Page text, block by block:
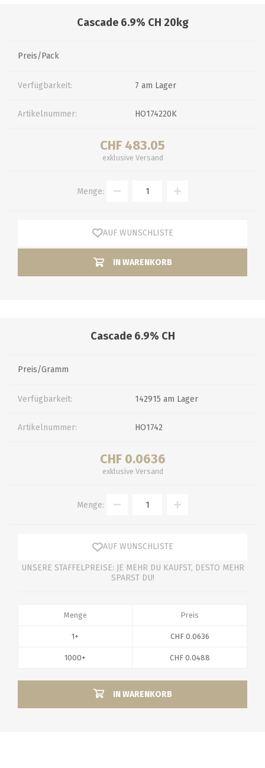
Cascade 6.9% CH 20kg
Preis/Pack
Verfügbarkeit: 7 am Lager
Artikelnummer: HO174220K
CHF 483.05
exklusive Versand
Menge:
AUF WUNSCHLISTE
IN WARENKORB
Cascade 6.9% CH
Preis/Gramm
Verfügbarkeit: 142915 am Lager
Artikelnummer: HO1742
CHF 0.0636
exklusive Versand
Menge:
AUF WUNSCHLISTE
UNSERE STAFFELPREISE: JE MEHR DU KAUFST, DESTO MEHR
SPARST DU!
Menge
1+
1000+
Preis
CHF 0.0636
CHF 0.0488
IN WARENKORB